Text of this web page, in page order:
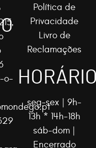
o-
Política de
Privacidade
Livro de
Reclamações
seg-sex | 9h-
13h * 14h-18h
sáb-dom |
Encerrado